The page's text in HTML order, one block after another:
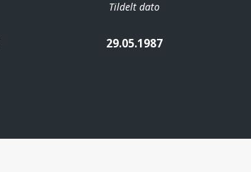
Tildelt dato
29.05.1987